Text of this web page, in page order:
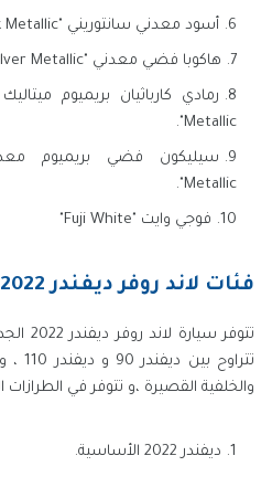
أسود معدني سانتوريني "Santorini Black Metallic".
هاكوبا فضي معدني "Hakuba Silver Metallic"
Metallic".
Metallic".
فوجي وايت "Fuji White"
فئات لاند روفر ديفندر 2022
تتوفر
والخلفية القصيرة ،و تتوفر في الطرازات
ديفندر 2022 الأساسية.